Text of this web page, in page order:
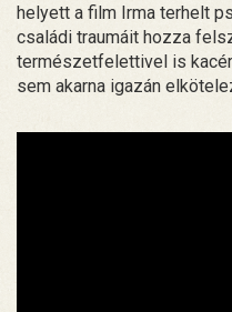
helyett a film Irma terhelt
családi traumáit hozza
természetfelettivel is
sem akarna igazán